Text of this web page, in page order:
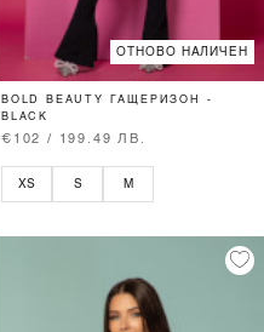
ОТНОВО НАЛИЧЕН
BOLD BEAUTY ГАЩЕРИЗОН -
BLACK
€102 / 199.49 ЛВ.
XS S M